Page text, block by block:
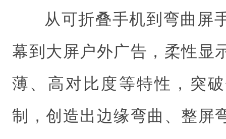
从可折叠手机到弯曲屏
幕到大屏户外广告，柔性显
薄、高对比度等特性，突
制，创造出边缘弯曲、整屏